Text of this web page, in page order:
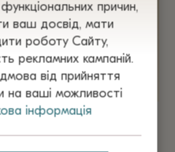
причин,
ваш досвід, мати
роботу Сайту,
рекламних кампаній.
від прийняття
на ваші можливості
інформація